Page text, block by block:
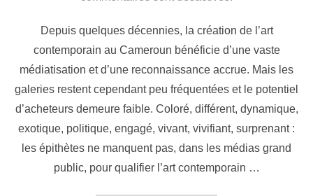
Depuis quelques décennies, la création de l’art
contemporain au Cameroun bénéficie d’une vaste
médiatisation et d’une reconnaissance accrue. Mais les
galeries restent cependant peu fréquentées et le potentiel
d’acheteurs demeure faible. Coloré, différent, dynamique,
exotique, politique, engagé, vivant, vivifiant, surprenant :
les épithètes ne manquent pas, dans les médias grand
public, pour qualifier l’art contemporain …